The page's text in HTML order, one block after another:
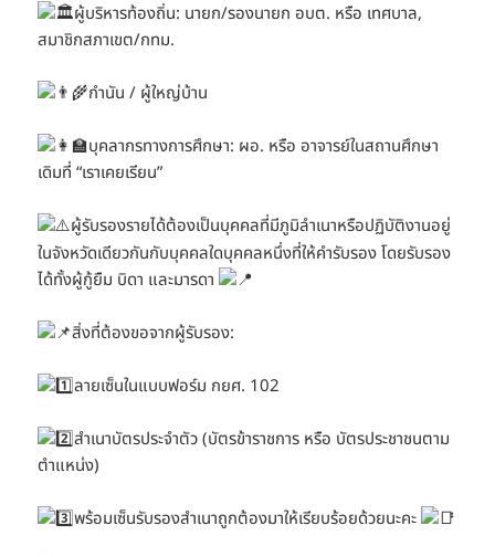
ผู้บริหารท้องถิ่น: นายก/รองนายก อบต. หรือ เทศบาล,
สมาชิกสภาเขต/กทม.
กำนัน / ผู้ใหญ่บ้าน
บุคลากรทางการศึกษา: ผอ. หรือ อาจารย์ในสถานศึกษา
เดิมที่ “เราเคยเรียน”
ผู้รับรองรายได้ต้องเป็นบุคคลที่มีภูมิลำเนาหรือปฏิบัติงานอยู่
ในจังหวัดเดียวกันกับบุคคลใดบุคคลหนึ่งที่ให้คำรับรอง โดยรับรอง
ได้ทั้งผู้กู้ยืม บิดา และมารดา
สิ่งที่ต้องขอจากผู้รับรอง:
ลายเซ็นในแบบฟอร์ม กยศ. 102
สำเนาบัตรประจำตัว (บัตรข้าราชการ หรือ บัตรประชาชนตาม
ตำแหน่ง)
พร้อมเซ็นรับรองสำเนาถูกต้องมาให้เรียบร้อยด้วยนะคะ